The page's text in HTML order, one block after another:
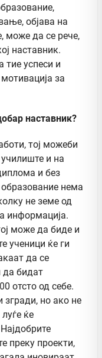
објава на
може да се рече,
наставник.
тие успеси и
за
наставник?
тој можеби
и на
и без
нема
не земе од
информација.
може да биде и
ученици ќе ги
да се
да бидат
отсто од себе.
но ако не
ќе
преку проекти,